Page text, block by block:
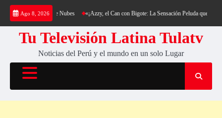
Saltar
contenido
Ago 8, 2026
y su Colchón de Nubes «¡Azzy, el Can con Bigote: La Sensación Peluda que Está
Tu Televisión Latina Tulatv
Noticias del Perú y el mundo en un solo Lugar